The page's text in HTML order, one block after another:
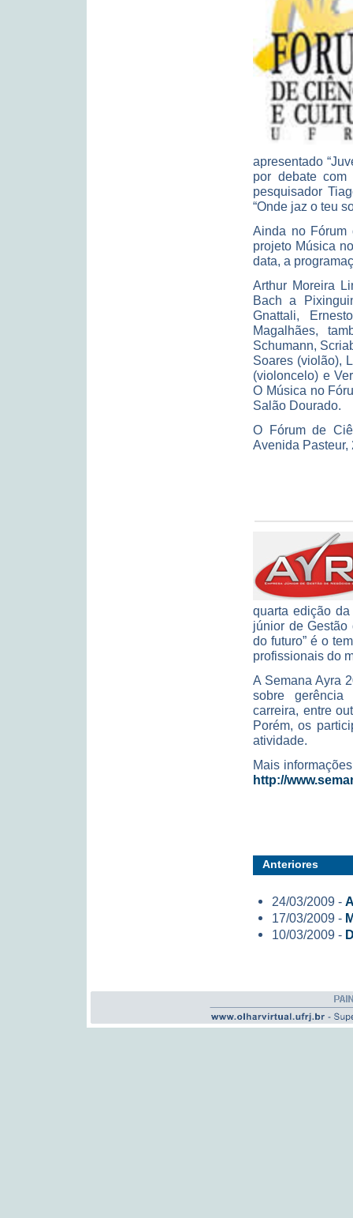
apresentado
por debate
pesquisador
“Onde jaz o teu
Ainda no Fórum
projeto Música
data, a
Arthur Moreira
Bach a
Gnattali,
Magalhães,
Schumann,
Soares (violão),
(violoncelo) e
O Música no
Salão Dourado.
O Fórum de
Avenida
quarta edição
júnior de Gestão
do futuro” é o
profissionais do
A Semana Ayra
sobre gerência
carreira, entre
Porém, os
atividade.
Mais
http://
Anteriores
24/03/2009 -
17/03/2009 -
10/03/2009 -